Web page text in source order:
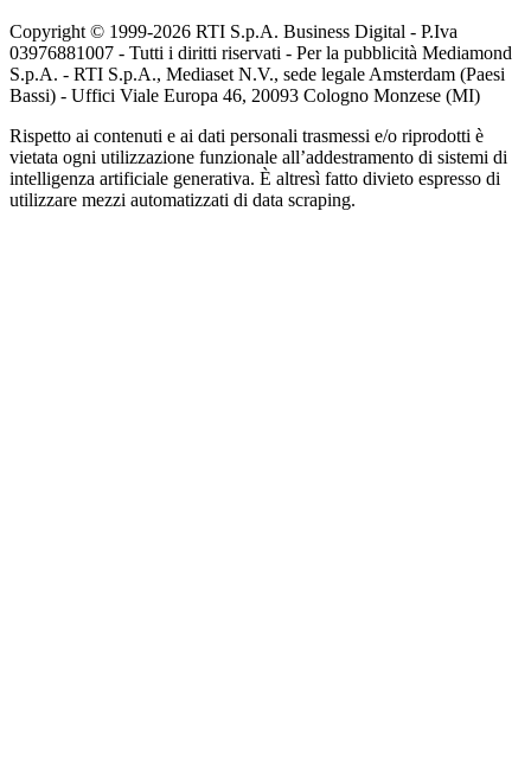
Copyright © 1999-2026 RTI S.p.A. Business Digital - P.Iva
03976881007 - Tutti i diritti riservati - Per la pubblicità Mediamond
S.p.A. - RTI S.p.A., Mediaset N.V., sede legale Amsterdam (Paesi
Bassi) - Uffici Viale Europa 46, 20093 Cologno Monzese (MI)
Rispetto ai contenuti e ai dati personali trasmessi e/o riprodotti è
vietata ogni utilizzazione funzionale all’addestramento di sistemi di
intelligenza artificiale generativa. È altresì fatto divieto espresso di
utilizzare mezzi automatizzati di data scraping.